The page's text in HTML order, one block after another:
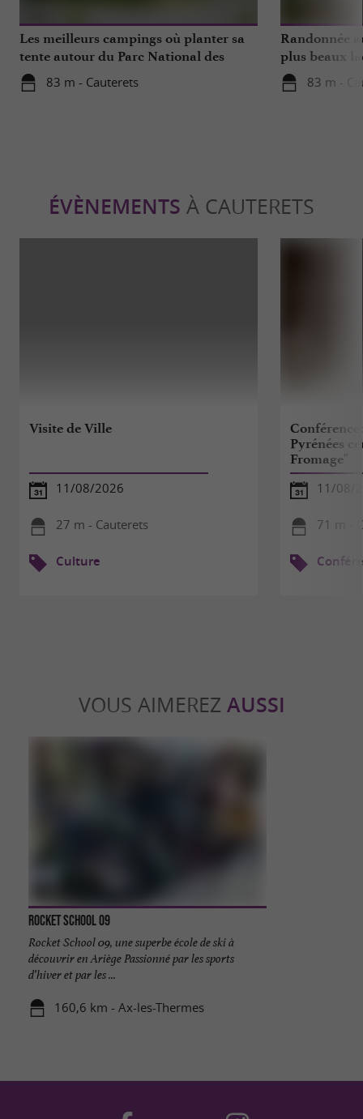
Les meilleurs campings où planter sa
tente autour du Parc National des
Hautes-Pyrénées
83 m - Cauterets
Randonnée
plus beaux
83 m -
ÉVÈNEMENTS À CAUTERETS
Visite de Ville
11/08/2026
27 m - Cauterets
Culture
Pyrénées
Fromage"
11/08/
71 m -
VOUS AIMEREZ AUSSI
Rocket School 09
Rocket School 09, une superbe école de ski à
découvrir en Ariège Passionné par les sports
d’hiver et par les ...
160,6 km - Ax-les-Thermes